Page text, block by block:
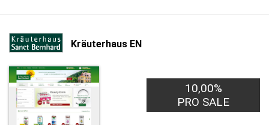
Kräuterhaus EN
10,00%
PRO SALE